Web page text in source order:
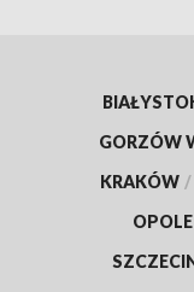
GORZÓW
KRAKÓW /
OPOLE